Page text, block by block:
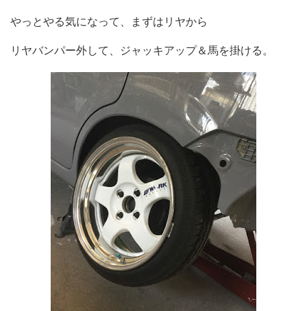
やっとやる気になって、まずはリヤから
リヤバンパー外して、ジャッキアップ＆馬を掛ける。